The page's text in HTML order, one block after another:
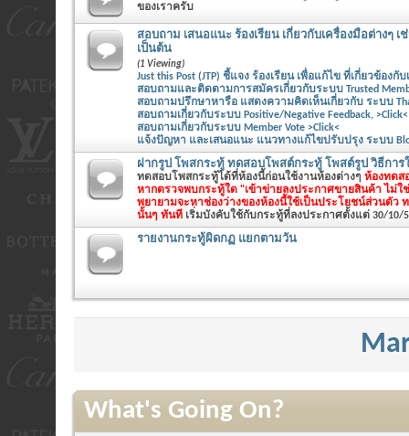
ของเราครับ
สอบถาม เสนอแนะ ร้องเรียน เกี่ยวกับเครื่องมือต่างๆ เช่น
เป็นต้น
(1 Viewing)
Just this Post (JTP) ชี้แจง ร้องเรียน เพื่อแก้ไข ที่เกี่ยวข้องกับ
สอบถามและติดตามการสมัครเกี่ยวกับระบบ Trusted
สอบถามปรึกษาหารือ แสดงความคิดเห็นเกี่ยวกับ ระบบ
สอบถามเกี่ยวกับระบบ Positive/Negative Feedback, >Click<
สอบถามเกี่ยวกับระบบ Member Vote >Click<
แจ้งปัญหา และเสนอแนะ แนวทางแก้ไขปรับปรุง ระบบ
ฝากรูป โพสกระทู้ ทดสอบโพสต์กระทู้ โพสต์รูป วิธีการ
ทดสอบโพสกระทู้ได้ที่ห้องนี้ก่อนใช้งานห้องต่างๆ ห้องทดส
หากตรวจพบกระทู้ใด "เข้าข่ายลงประกาศขายสินค้า ไม่ใ
พยายามจะหาช่องว่างของห้องนี้ใช้เป็นประโยชน์ส่วนตัว
นั้นๆ ทันที เริ่มบังคับใช้กับกระทู้ที่ลงประกาศตั้งแต่ 30/10/
รายงานกระทู้ผิดกฏ แยกตามวัน
What's Going On?